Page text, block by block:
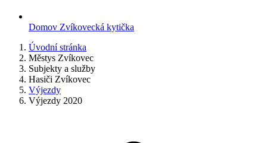
Domov Zvíkovecká kytička
Úvodní stránka
Městys Zvíkovec
Subjekty a služby
Hasiči Zvíkovec
Výjezdy
Výjezdy 2020